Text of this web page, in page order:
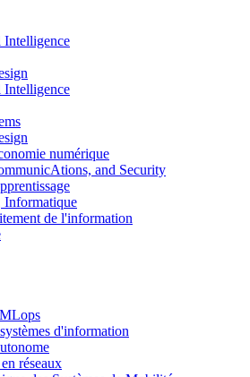
numérique
and Security
de l'information
d'information
réseaux